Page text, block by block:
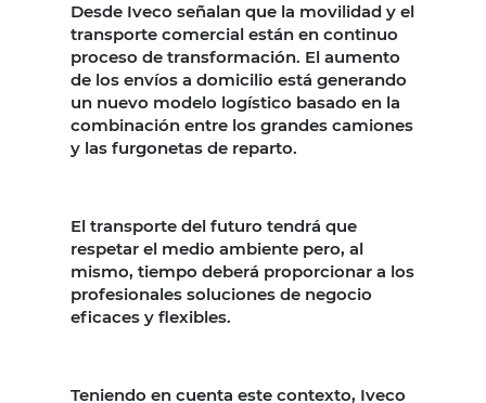
Desde Iveco señalan que la movilidad y el
transporte comercial están en continuo
proceso de transformación. El aumento
de los envíos a domicilio está generando
un nuevo modelo logístico basado en la
combinación entre los grandes camiones
y las furgonetas de reparto.
El transporte del futuro tendrá que
respetar el medio ambiente pero, al
mismo, tiempo deberá proporcionar a los
profesionales soluciones de negocio
eficaces y flexibles.
Teniendo en cuenta este contexto, Iveco